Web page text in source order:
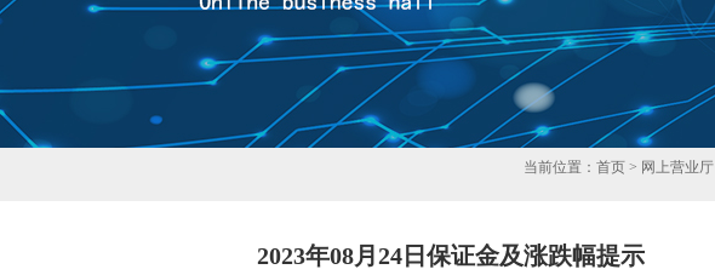
当前位置： 首页 > 网上营业厅
2023年08月24日保证金及涨跌幅提示